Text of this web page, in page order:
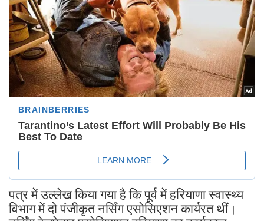
पत्र में उल्लेख किया गया है कि पूर्व में हरियाणा स्वास्थ्य
विभाग में दो पंजीकृत नर्सिंग एसोसिएशन कार्यरत थीं।